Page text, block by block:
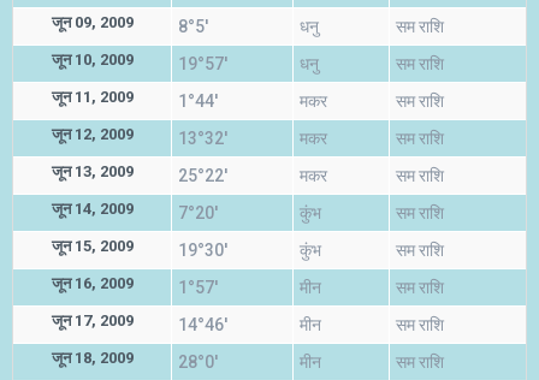
जून 09, 2009 8°5' धनु सम राशि
जून 10, 2009 19°57' धनु सम राशि
जून 11, 2009 1°44' मकर सम राशि
जून 12, 2009 13°32' मकर सम राशि
जून 13, 2009 25°22' मकर सम राशि
जून 14, 2009 7°20' कुंभ सम राशि
जून 15, 2009 19°30' कुंभ सम राशि
जून 16, 2009 1°57' मीन सम राशि
जून 17, 2009 14°46' मीन सम राशि
जून 18, 2009 28°0' मीन सम राशि